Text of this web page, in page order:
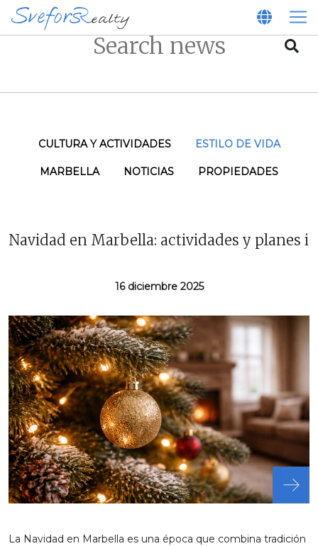
CULTURA Y ACTIVIDADES ESTILO DE VIDA
MARBELLA NOTICIAS PROPIEDADES
Navidad en Marbella: actividades y planes
16 diciembre 2025
La Navidad en Marbella es una época que combina tradición